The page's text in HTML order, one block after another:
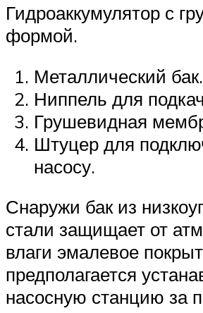
Гидроаккумулятор с
формой.
Металлический бак.
Ниппель для
Грушевидная
Штуцер для
насосу.
Снаружи бак из
стали защищает от
влаги эмалевое
предполагается
насосную станцию за